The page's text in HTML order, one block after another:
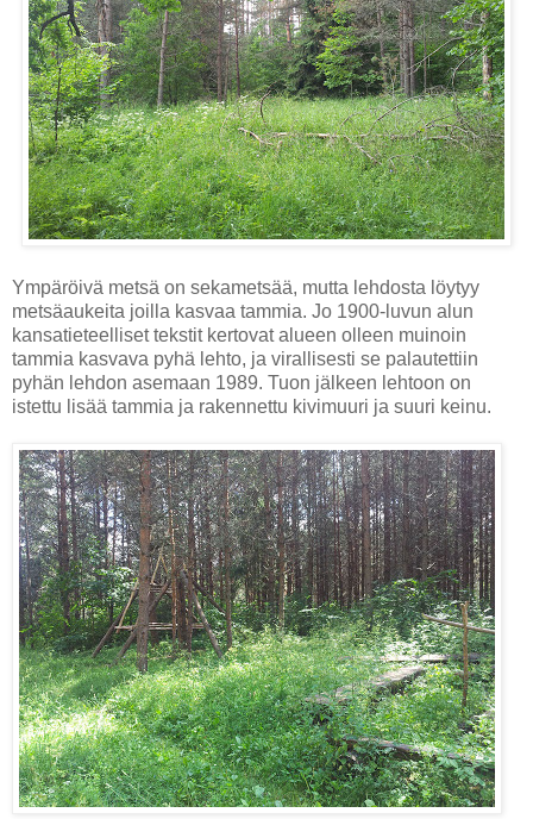
Ympäröivä metsä on sekametsää, mutta lehdosta löytyy
metsäaukeita joilla kasvaa tammia. Jo 1900-luvun alun
kansatieteelliset tekstit kertovat alueen olleen muinoin
tammia kasvava pyhä lehto, ja virallisesti se palautettiin
pyhän lehdon asemaan 1989. Tuon jälkeen lehtoon on
istettu lisää tammia ja rakennettu kivimuuri ja suuri keinu.